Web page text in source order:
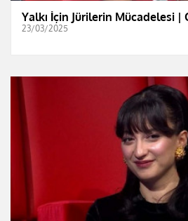
Yalkı İçin Jürilerin Mücadelesi |
23/03/2025